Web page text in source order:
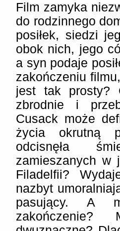
Film zamyka
do rodzinnego
posiłek, siedzi
obok nich, jego
a syn podaje
zakończeniu
jest tak prosty?
zbrodnie i
Cusack może
życia okrutną
odcisnęła
zamieszanych w
Filadelfii?
nazbyt
pasujący. A